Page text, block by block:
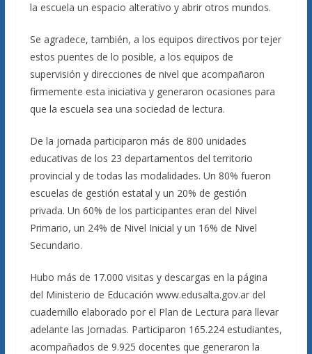
la escuela un espacio alterativo y abrir otros mundos.
Se agradece, también, a los equipos directivos por tejer
estos puentes de lo posible, a los equipos de
supervisión y direcciones de nivel que acompañaron
firmemente esta iniciativa y generaron ocasiones para
que la escuela sea una sociedad de lectura.
De la jornada participaron más de 800 unidades
educativas de los 23 departamentos del territorio
provincial y de todas las modalidades. Un 80% fueron
escuelas de gestión estatal y un 20% de gestión
privada. Un 60% de los participantes eran del Nivel
Primario, un 24% de Nivel Inicial y un 16% de Nivel
Secundario.
Hubo más de 17.000 visitas y descargas en la página
del Ministerio de Educación www.edusalta.gov.ar del
cuadernillo elaborado por el Plan de Lectura para llevar
adelante las Jornadas. Participaron 165.224 estudiantes,
acompañados de 9.925 docentes que generaron la